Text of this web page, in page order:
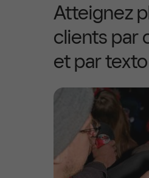
Atteignez
clients par
et par texto